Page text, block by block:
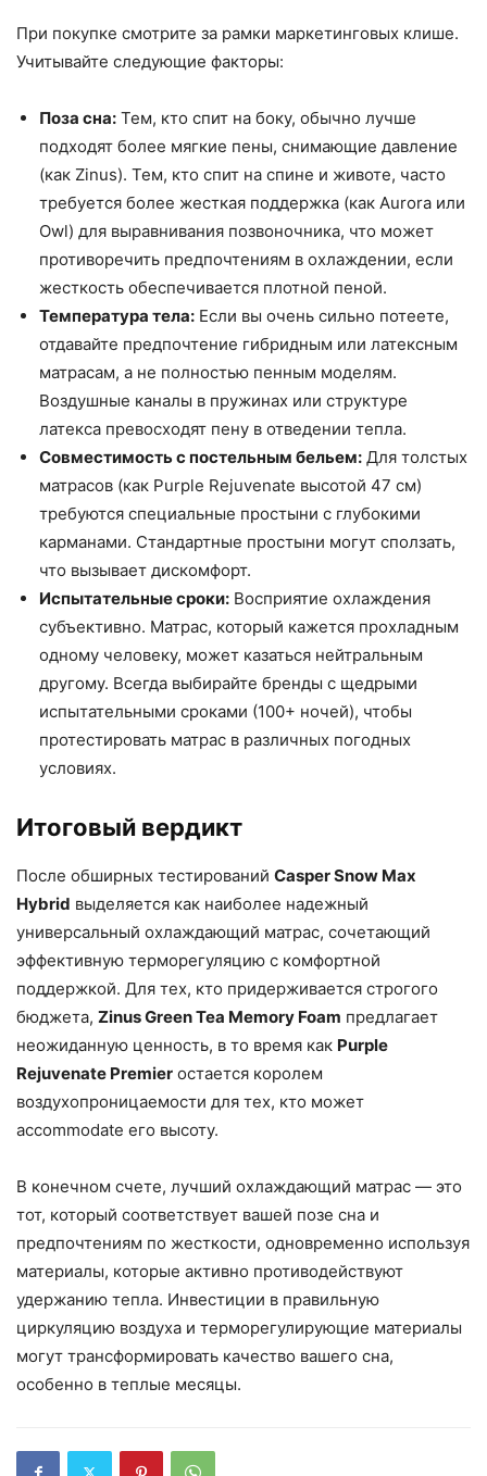
При покупке смотрите за рамки маркетинговых клише.
Учитывайте следующие факторы:
Поза сна: Тем, кто спит на боку, обычно лучше
подходят более мягкие пены, снимающие давление
(как Zinus). Тем, кто спит на спине и животе, часто
требуется более жесткая поддержка (как Aurora или
Owl) для выравнивания позвоночника, что может
противоречить предпочтениям в охлаждении, если
жесткость обеспечивается плотной пеной.
Температура тела: Если вы очень сильно потеете,
отдавайте предпочтение гибридным или латексным
матрасам, а не полностью пенным моделям.
Воздушные каналы в пружинах или структуре
латекса превосходят пену в отведении тепла.
Совместимость с постельным бельем: Для толстых
матрасов (как Purple Rejuvenate высотой 47 см)
требуются специальные простыни с глубокими
карманами. Стандартные простыни могут сползать,
что вызывает дискомфорт.
Испытательные сроки: Восприятие охлаждения
субъективно. Матрас, который кажется прохладным
одному человеку, может казаться нейтральным
другому. Всегда выбирайте бренды с щедрыми
испытательными сроками (100+ ночей), чтобы
протестировать матрас в различных погодных
условиях.
Итоговый вердикт
После обширных тестирований Casper Snow Max
Hybrid выделяется как наиболее надежный
универсальный охлаждающий матрас, сочетающий
эффективную терморегуляцию с комфортной
поддержкой. Для тех, кто придерживается строгого
бюджета, Zinus Green Tea Memory Foam предлагает
неожиданную ценность, в то время как Purple
Rejuvenate Premier остается королем
воздухопроницаемости для тех, кто может
accommodate его высоту.
В конечном счете, лучший охлаждающий матрас — это
тот, который соответствует вашей позе сна и
предпочтениям по жесткости, одновременно используя
материалы, которые активно противодействуют
удержанию тепла. Инвестиции в правильную
циркуляцию воздуха и терморегулирующие материалы
могут трансформировать качество вашего сна,
особенно в теплые месяцы.